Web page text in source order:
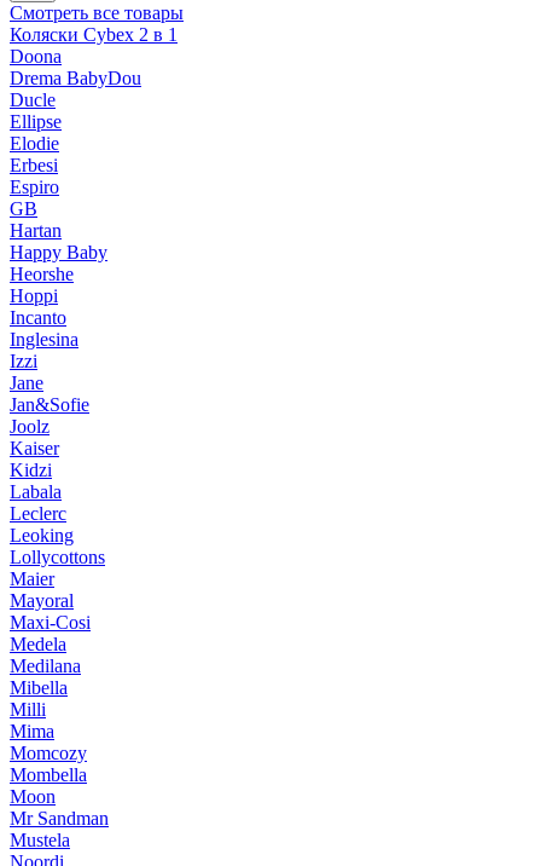
Смотреть все товары
Коляски Cybex 2 в 1
Doona
Drema BabyDou
Ducle
Ellipse
Elodie
Erbesi
Espiro
GB
Hartan
Happy Baby
Heorshe
Hoppi
Incanto
Inglesina
Izzi
Jane
Jan&Sofie
Joolz
Kaiser
Kidzi
Labala
Leclerc
Leoking
Lollycottons
Maier
Mayoral
Maxi-Cosi
Medela
Medilana
Mibella
Milli
Mima
Momcozy
Mombella
Moon
Mr Sandman
Mustela
Noordi